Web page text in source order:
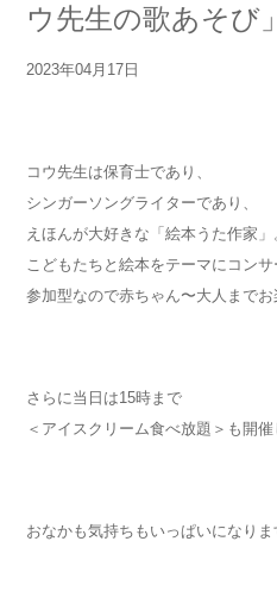
ウ先生の歌あそび」
2023年04月17日
コウ先生は保育士であり、
シンガーソングライターであり、
えほんが大好きな「絵本うた作家」
こどもたちと絵本をテーマにコン
参加型なので赤ちゃん〜大人までお
さらに当日は15時まで
＜アイスクリーム食べ放題＞も開催
おなかも気持ちもいっぱいになりま